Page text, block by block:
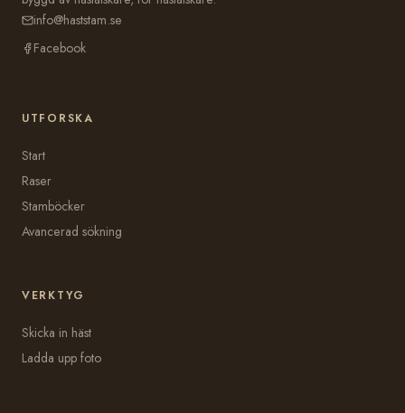
info@haststam.se
Facebook
UTFORSKA
Start
Raser
Stamböcker
Avancerad sökning
VERKTYG
Skicka in häst
Ladda upp foto